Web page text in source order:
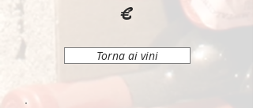
€
Torna ai vini